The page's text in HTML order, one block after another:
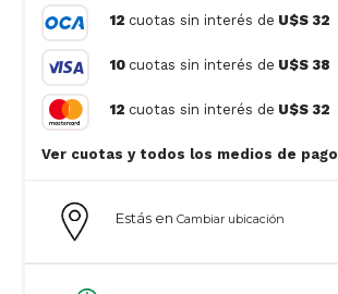
Estás en Cambiar ubicación
12 cuotas sin interés de U$S 32
10 cuotas sin interés de U$S 38
12 cuotas sin interés de U$S 32
Ver cuotas y todos los medios de pago